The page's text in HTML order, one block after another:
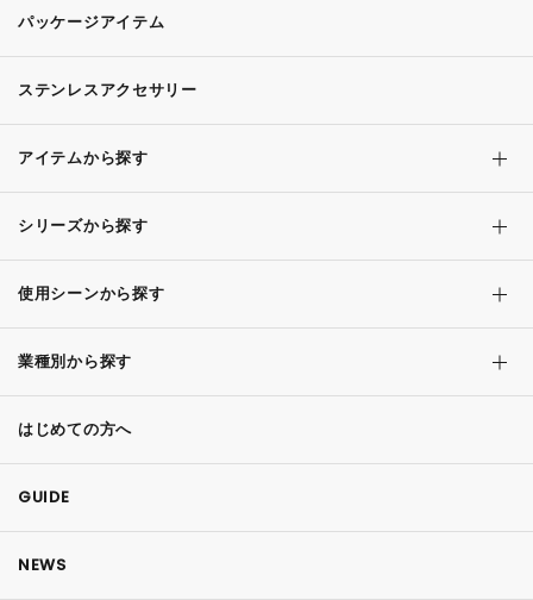
パッケージアイテム
ステンレスアクセサリー
アイテムから探す
シリーズから探す
使用シーンから探す
業種別から探す
はじめての方へ
GUIDE
NEWS